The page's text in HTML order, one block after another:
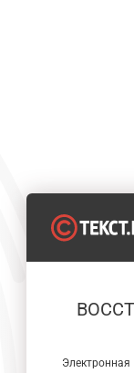
Электронная